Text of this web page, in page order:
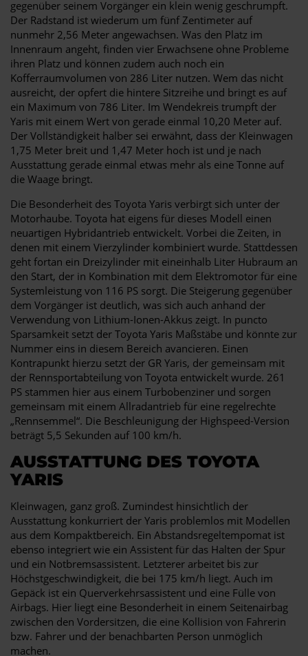
gegenüber seinem Vorgänger ein klein wenig geschrumpft.
Der Radstand ist wiederum um fünf Zentimeter auf
nunmehr 2,56 Meter angewachsen. Was den Platz im
Innenraum angeht, finden vier Erwachsene ohne Probleme
ihren Platz und können zudem auch noch ein
Kofferraumvolumen von 286 Liter nutzen. Wem das nicht
ausreicht, der opfert die hintere Sitzreihe und bringt es auf
ein Maximum von 786 Liter. Im Wendekreis trumpft der
Yaris mit einem Wert von gerade einmal 10,20 Meter auf.
Der Vollständigkeit halber sei erwähnt, dass der Kleinwagen
1,75 Meter breit und 1,47 Meter hoch ist und je nach
Ausstattung gerade einmal etwas mehr als eine Tonne auf
die Waage bringt.
Die Besonderheit des Toyota Yaris verbirgt sich unter der
Motorhaube. Toyota hat eigens für dieses Modell einen
neuartigen Hybridantrieb entwickelt. Vorbei die Zeiten, in
denen mit einem Vierzylinder kombiniert wurde. Stattdessen
geht fortan ein Dreizylinder mit eineinhalb Liter Hubraum an
den Start, der in Kombination mit dem Elektromotor für eine
Systemleistung von 116 PS sorgt. Die Steigerung gegenüber
dem Vorgänger ist deutlich, was sich auch anhand der
Verwendung von Lithium-Ionen-Akkus zeigt. In puncto
Sparsamkeit setzt der Toyota Yaris Maßstäbe und könnte zur
Nummer eins in diesem Bereich avancieren. Einen
Kontrapunkt hierzu setzt der GR Yaris, der gemeinsam mit
der Rennsportabteilung von Toyota entwickelt wurde. 261
PS stammen hier aus einem Turbobenziner und sorgen
gemeinsam mit einem Allradantrieb für eine regelrechte
„Rennsemmel“. Die Beschleunigung der Highspeed-Version
beträgt 5,5 Sekunden auf 100 km/h.
AUSSTATTUNG DES TOYOTA
YARIS
Kleinwagen, ganz groß. Zumindest hinsichtlich der
Ausstattung konkurriert der Yaris problemlos mit Modellen
aus dem Kompaktbereich. Ein Abstandsregeltempomat ist
ebenso integriert wie ein Assistent für das Halten der Spur
und ein Notbremsassistent. Letzterer arbeitet bis zur
Höchstgeschwindigkeit, die bei 175 km/h liegt. Auch im
Gepäck ist ein Querverkehrsassistent und eine Fülle von
Airbags. Hier liegt eine Besonderheit in einem Seitenairbag
zwischen den Vordersitzen, die eine Kollision von Fahrerin
bzw. Fahrer und der benachbarten Person unmöglich
machen.